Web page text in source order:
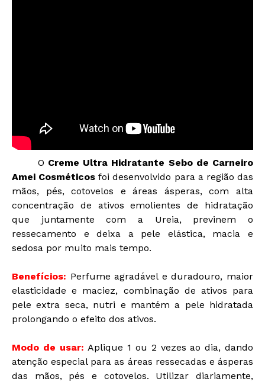
O Creme Ultra Hidratante Sebo de Carneiro
Amei Cosméticos foi desenvolvido para a região das
mãos, pés, cotovelos e áreas ásperas, com alta
concentração de ativos emolientes de hidratação
que juntamente com a Ureia, previnem o
ressecamento e deixa a pele elástica, macia e
sedosa por muito mais tempo.
Benefícios: Perfume agradável e duradouro, maior
elasticidade e maciez, combinação de ativos para
pele extra seca, nutri e mantém a pele hidratada
prolongando o efeito dos ativos.
Modo de usar: Aplique 1 ou 2 vezes ao dia, dando
atenção especial para as áreas ressecadas e ásperas
das mãos, pés e cotovelos. Utilizar diariamente,